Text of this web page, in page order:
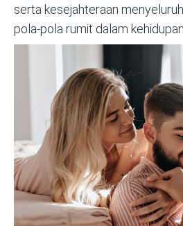
serta kesejahteraan
pola-pola rumit dalam